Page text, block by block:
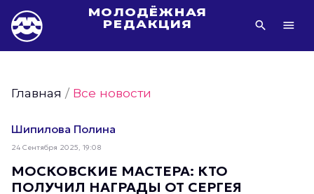
МОЛОДЁЖНАЯ
РЕДАКЦИЯ
Фото Молодёжи Москвы
Фотогалереи Молодёжи Москвы
Статьи Молодёжи Москвы
Молодёжь Москвы культурная
Главная /Все новости
Шипилова Полина
24 Сентября 2025, 19:08
МОСКОВСКИЕ МАСТЕРА: КТО
ПОЛУЧИЛ НАГРАДЫ ОТ СЕРГЕЯ